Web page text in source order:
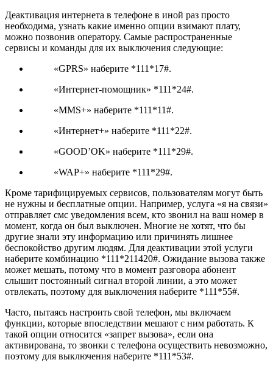
Деактивация интернета в телефоне в иной раз просто
необходима, узнать какие именно опции взимают плату,
можно позвонив оператору. Самые распространенные
сервисы и команды для их выключения следующие:
«GPRS» наберите *111*17#.
«Интернет-помощник» *111*24#.
«MMS+» наберите *111*11#.
«Интернет+» наберите *111*22#.
«GOOD’OK» наберите *111*29#.
«WAP+» наберите *111*29#.
Кроме тарифицируемых сервисов, пользователям могут быть
не нужны и бесплатные опции. Например, услуга «я на связи»
отправляет смс уведомления всем, кто звонил на ваш номер в
момент, когда он был выключен. Многие не хотят, что бы
другие знали эту информацию или причинять лишнее
беспокойство другим людям. Для деактивации этой услуги
наберите комбинацию *111*211420#. Ожидание вызова также
может мешать, потому что в момент разговора абонент
слышит постоянный сигнал второй линии, а это может
отвлекать, поэтому для выключения наберите *111*55#.
Часто, пытаясь настроить свой телефон, мы включаем
функции, которые впоследствии мешают с ним работать. К
такой опции относится «запрет вызова», если она
активирована, то звонки с телефона осуществить невозможно,
поэтому для выключения наберите *111*53#.